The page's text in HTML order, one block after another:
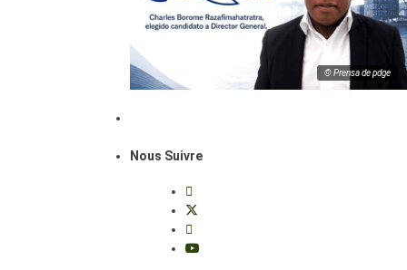
© Prensa de pdge
Nous Suivre